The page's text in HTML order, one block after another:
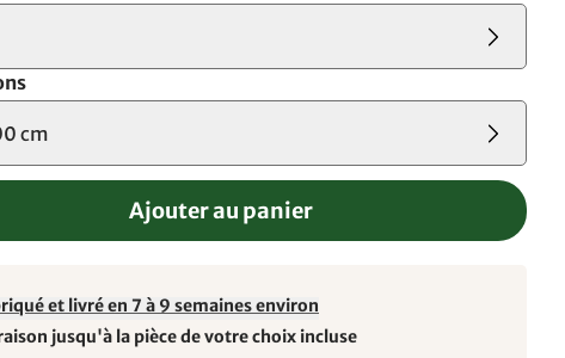
cm
Ajouter au panier
et livré en 7 à 9 semaines environ
jusqu'à la pièce de votre choix incluse